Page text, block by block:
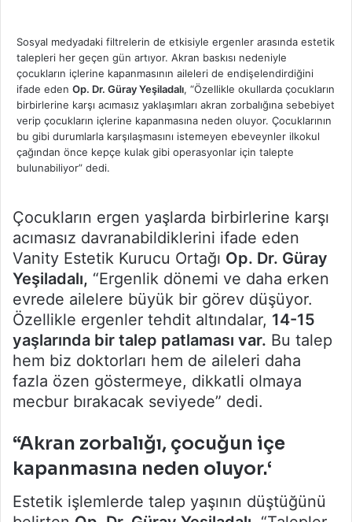
Sosyal medyadaki filtrelerin de etkisiyle ergenler arasında estetik
talepleri her geçen gün artıyor. Akran baskısı nedeniyle
çocukların içlerine kapanmasının aileleri de endişelendirdiğini
ifade eden Op. Dr. Güray Yeşiladalı, “Özellikle okullarda çocukların
birbirlerine karşı acımasız yaklaşımları akran zorbalığına sebebiyet
verip çocukların içlerine kapanmasına neden oluyor. Çocuklarının
bu gibi durumlarla karşılaşmasını istemeyen ebeveynler ilkokul
çağından önce kepçe kulak gibi operasyonlar için talepte
bulunabiliyor” dedi.
Çocukların ergen yaşlarda birbirlerine karşı
acımasız davranabildiklerini ifade eden
Vanity Estetik Kurucu Ortağı Op. Dr. Güray
Yeşiladalı, “Ergenlik dönemi ve daha erken
evrede ailelere büyük bir görev düşüyor.
Özellikle ergenler tehdit altındalar, 14-15
yaşlarında bir talep patlaması var. Bu talep
hem biz doktorları hem de aileleri daha
fazla özen göstermeye, dikkatli olmaya
mecbur bırakacak seviyede” dedi.
“Akran zorbalığı, çocuğun içe
kapanmasına neden oluyor.‘
Estetik işlemlerde talep yaşının düştüğünü